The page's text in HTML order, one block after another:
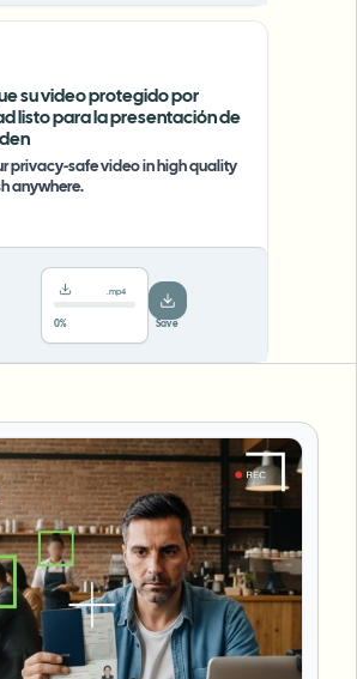
su video protegido por
listo para la presentación de
privacy-safe video in high quality
anywhere.
.mp4
78% ···